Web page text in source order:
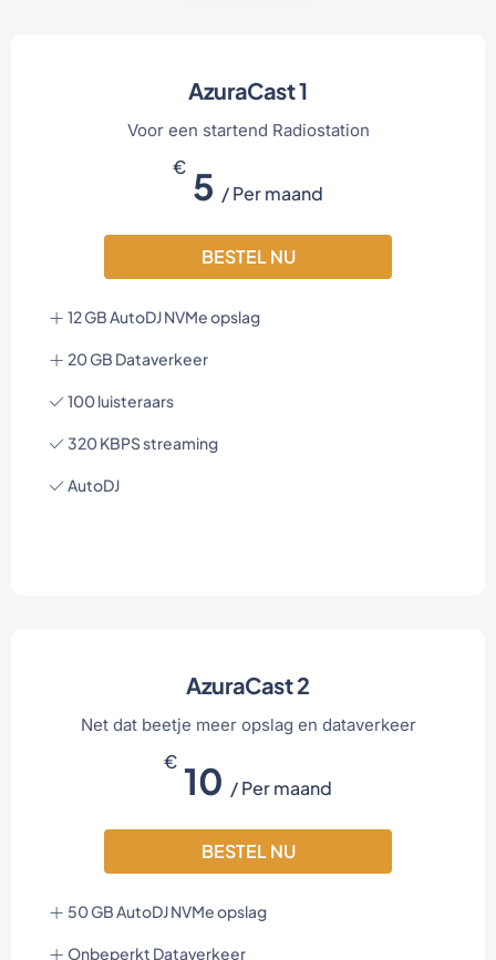
AzuraCast 1
Voor een startend Radiostation
€ 5 / Per maand
BESTEL NU
12 GB AutoDJ NVMe opslag
20 GB Dataverkeer
100 luisteraars
320 KBPS streaming
AutoDJ
AzuraCast 2
Net dat beetje meer opslag en dataverkeer
€ 10 / Per maand
BESTEL NU
50 GB AutoDJ NVMe opslag
Onbeperkt Dataverkeer